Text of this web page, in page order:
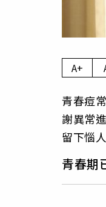
A+
青春痘
謝異常
留下惱
青春期